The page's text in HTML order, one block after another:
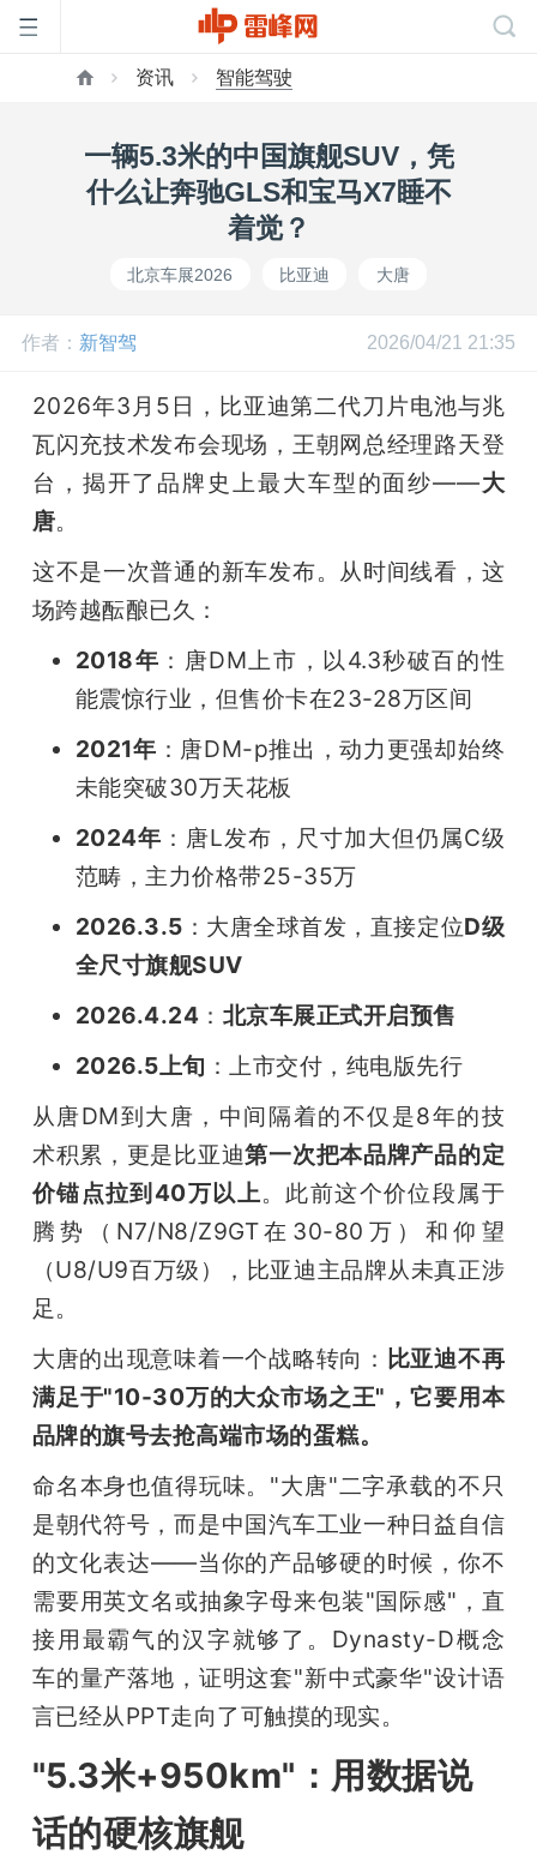
页
网
公
课
活
动
中
GAIR
题
爱
搞
资讯 智能驾驶
一辆5.3米的中国旗舰SUV，凭
什么让奔驰GLS和宝马X7睡不
着觉？
北京车展2026 比亚迪 大唐
作者： 新智驾 2026/04/21 21:35
2026年3月5日，比亚迪第二代刀片电池与兆
瓦闪充技术发布会现场，王朝网总经理路天登
台，揭开了品牌史上最大车型的面纱——大
唐。
这不是一次普通的新车发布。从时间线看，这
场跨越酝酿已久：
2018年 ：唐DM上市，以4.3秒破百的性
能震惊行业，但售价卡在23-28万区间
2021年 ：唐DM-p推出，动力更强却始终
未能突破30万天花板
2024年 ：唐L发布，尺寸加大但仍属C级
范畴，主力价格带25-35万
2026.3.5 ：大唐全球首发，直接定位D级
全尺寸旗舰SUV
2026.4.24 ： 北京车展正式开启预售
2026.5上旬 ：上市交付，纯电版先行
从唐DM到大唐，中间隔着的不仅是8年的技
术积累，更是比亚迪第一次把本品牌产品的定
价锚点拉到40万以上。此前这个价位段属于
腾势（N7/N8/Z9GT在30-80万）和仰望
（U8/U9百万级），比亚迪主品牌从未真正涉
足。
大唐的出现意味着一个战略转向： 比亚迪不再
满足于"10-30万的大众市场之王"，它要用本
品牌的旗号去抢高端市场的蛋糕。
命名本身也值得玩味。"大唐"二字承载的不只
是朝代符号，而是中国汽车工业一种日益自信
的文化表达——当你的产品够硬的时候，你不
需要用英文名或抽象字母来包装"国际感"，直
接用最霸气的汉字就够了。Dynasty-D概念
车的量产落地，证明这套"新中式豪华"设计语
言已经从PPT走向了可触摸的现实。
"5.3米+950km"：用数据说
话的硬核旗舰